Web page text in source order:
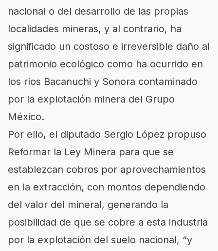
nacional o del desarrollo de las propias
localidades mineras, y al contrario, ha
significado un costoso e irreversible daño al
patrimonio ecológico como ha ocurrido en
los ríos Bacanuchi y Sonora contaminado
por la explotación minera del Grupo
México.
Por ello, el diputado Sergio López propuso
Reformar la Ley Minera para que se
establezcan cobros por aprovechamientos
en la extracción, con montos dependiendo
del valor del mineral, generando la
posibilidad de que se cobre a esta industria
por la explotación del suelo nacional, “y